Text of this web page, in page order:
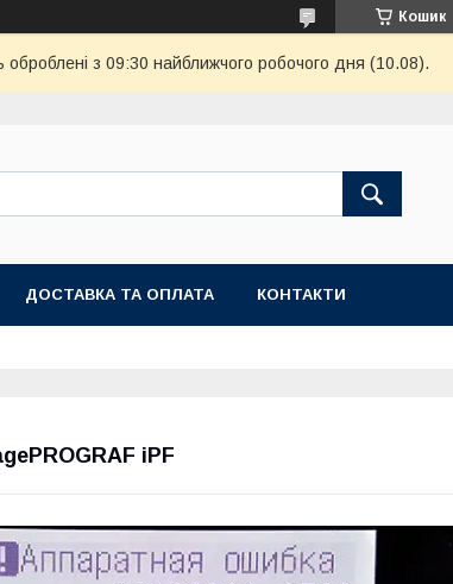
Кошик
з 09:30 найближчого робочого дня (10.08).
ДОСТАВКА ТА ОПЛАТА КОНТАКТИ
iPF